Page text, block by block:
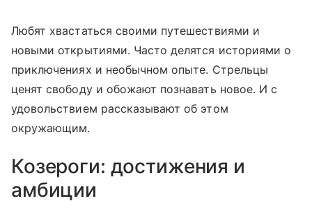
Любят хвастаться своими путешествиями и
новыми открытиями. Часто делятся историями о
приключениях и необычном опыте. Стрельцы
ценят свободу и обожают познавать новое. И с
удовольствием рассказывают об этом
окружающим.
Козероги: достижения и
амбиции